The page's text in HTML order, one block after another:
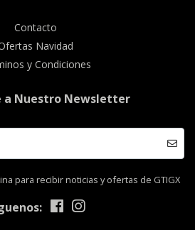
Contacto
Navidad
y Condiciones
a Nuestro Newsletter
para recibir noticias y ofertas de GTIGX